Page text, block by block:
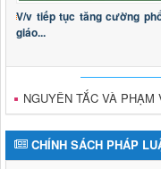
V/v tiếp tục tăng cường
giáo...
NGUYÊN TẮC VÀ PHẠM
CHÍNH SÁCH PHÁP